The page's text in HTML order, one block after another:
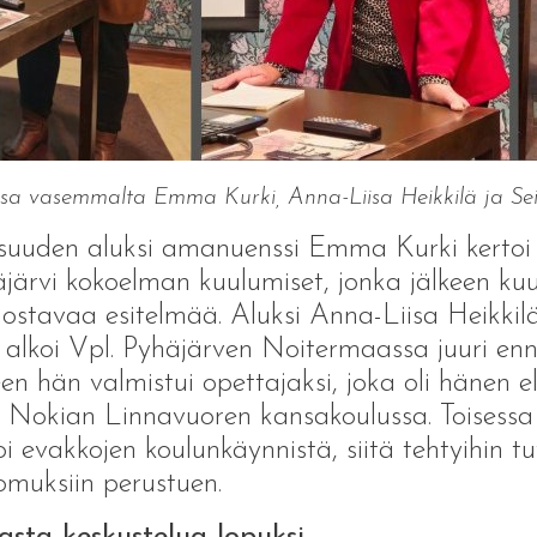
vasemmalta Emma Kurki, Anna-Liisa Heikkilä ja
aluksi amanuenssi Emma Kurki
kokoelman kuulumiset, jonka jälkeen
esitelmää. Aluksi Anna-Liisa
Vpl. Pyhäjärven Noitermaassa juuri
hän valmistui opettajaksi, joka oli hänen
Linnavuoren kansakoulussa.
evakkojen koulunkäynnistä, siitä tehtyihin
perustuen.